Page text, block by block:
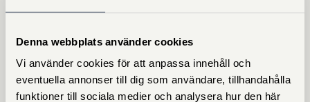
Denna webbplats använder cookies
Vi använder cookies för att anpassa innehåll och
eventuella annonser till dig som användare, tillhandahålla
funktioner till sociala medier och analysera hur den här
FREDRIK WELIN
0241793803